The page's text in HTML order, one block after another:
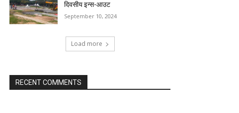
दिवसीय इन्स-आउट
September 10, 2024
Load more
RECENT COMMENTS